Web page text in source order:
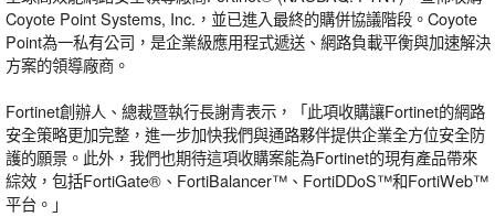
Coyote Point Systems, Inc.，並已進入最終的購併協議階段。Coyote
Point為一私有公司，是企業級應用程式遞送、網路負載平衡與加速解決
方案的領導廠商。
Fortinet創辦人、總裁暨執行長謝青表示，「此項收購讓Fortinet的網路
安全策略更加完整，進一步加快我們與通路夥伴提供企業全方位安全防
護的願景。此外，我們也期待這項收購案能為Fortinet的現有產品帶來
綜效，包括FortiGate®、FortiBalancer™、FortiDDoS™和FortiWeb™
平台。」